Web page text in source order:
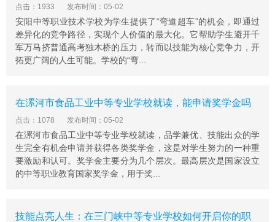
点击：1933 发布时间：05-02
安阳中等职业技术学校为学生提供了“弯道超车”的机会，即通过
差异化的竞争路径，实现个人价值的最大化。它帮助学生避开千
军万马挤普通高考独木桥的压力，转而以技能为核心竞争力，开
拓更广阔的人生可能。学校的“弯...
在漯河市食品工业中等专业学校就读，能申请奖学金吗
点击：1078 发布时间：05-02
在漯河市食品工业中等专业学校就读，品学兼优、技能出众的学
生完全有机会申请并获得各类奖学金，这是对学生努力的一种重
要激励和认可。奖学金主要分为几个层次。最高层次是国家设立
的中等职业教育国家奖学金，用于奖...
技能点亮人生：在三门峡中等专业学校如何开启你的职